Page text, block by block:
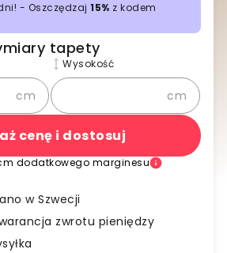
- Oszczędzaj 15% z kodem
tapety
cm
Wysokość
cm
cenę i dostosuj
dodatkowego marginesu
w Szwecji
zwrotu pieniędzy